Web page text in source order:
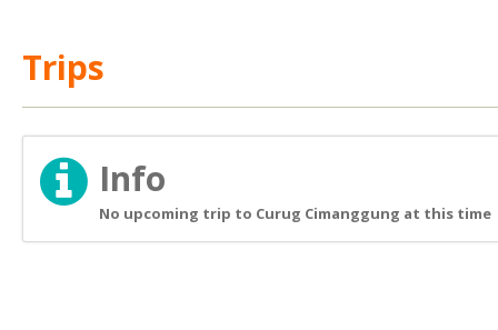
Trips
Info
No upcoming trip to Curug Cimanggung at this time